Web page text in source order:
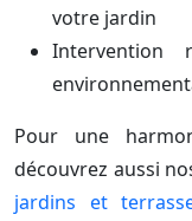
votre jardin
Intervention
Pour une
découvrez aussi
jardins et